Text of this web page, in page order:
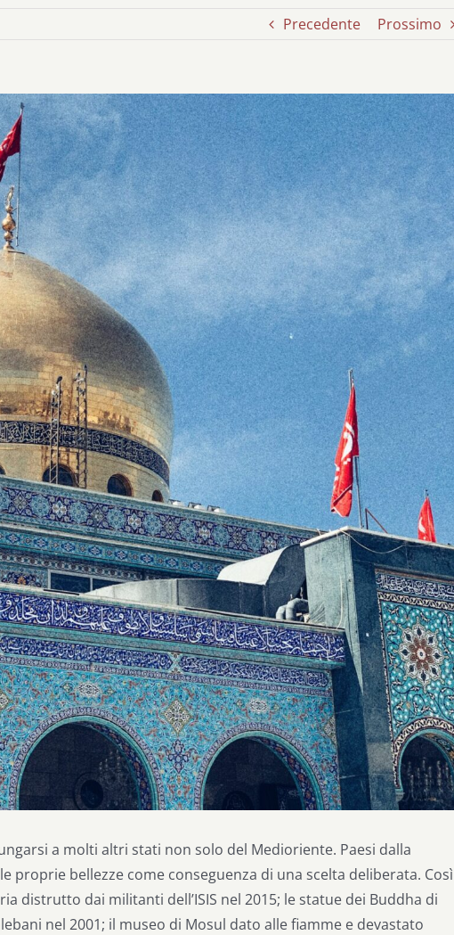
Precedente Prossimo
a molti altri stati non solo del Medioriente. Paesi dalla
bellezze come conseguenza di una scelta deliberata. Così
distrutto dai militanti dell’ISIS nel 2015; le statue dei Buddha di
nel 2001; il museo di Mosul dato alle fiamme e devastato